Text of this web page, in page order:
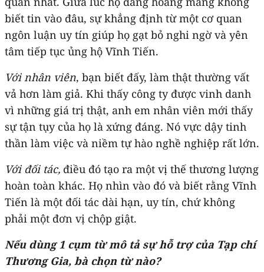
biết tin vào đâu, sự khẳng định từ một cơ quan
ngôn luận uy tín giúp họ gạt bỏ nghi ngờ và yên
tâm tiếp tục ủng hộ Vĩnh Tiến.
Với nhân viên, bạn biết đấy, làm thật thường vất
vả hơn làm giả. Khi thấy công ty được vinh danh
vì những giá trị thật, anh em nhân viên mới thấy
sự tận tụy của họ là xứng đáng. Nó vực dậy tinh
thần làm việc và niềm tự hào nghề nghiệp rất lớn.
Với đối tác, điều đó tạo ra một vị thế thương lượng
hoàn toàn khác. Họ nhìn vào đó và biết rằng Vĩnh
Tiến là một đối tác dài hạn, uy tín, chứ không
phải một đơn vị chộp giật.
Nếu dùng 1 cụm từ mô tả sự hỗ trợ của Tạp chí
Thương Gia, bà chọn từ nào?